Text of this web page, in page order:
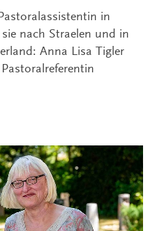
in
nach Straelen und in
Anna Lisa Tigler